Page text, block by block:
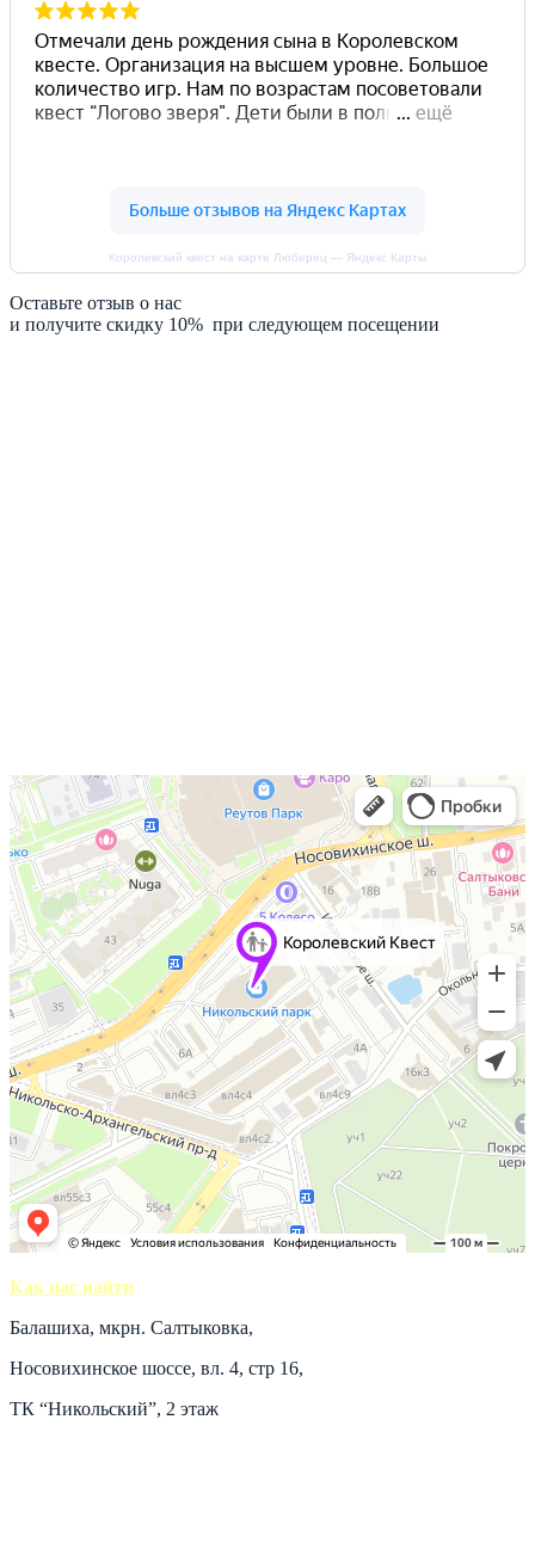
Королевский квест на карте Люберец — Яндекс Карты
Оставьте отзыв о нас
и получите скидку 10% при следующем посещении
Как нас найти
Балашиха, мкрн. Салтыковка,
Носовихинское шоссе, вл. 4, стр 16,
ТК “Никольский”, 2 этаж